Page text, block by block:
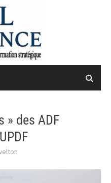
» des ADF